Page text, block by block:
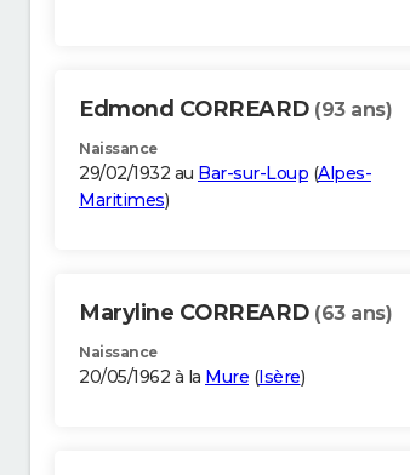
Edmond CORREARD (93 ans)
Naissance
29/02/1932 au Bar-sur-Loup (Alpes-
Maritimes)
Maryline CORREARD (63 ans)
Naissance
20/05/1962 à la Mure (Isère)